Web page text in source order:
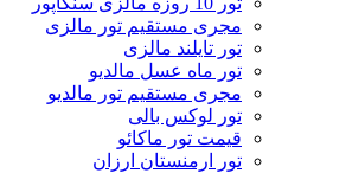
مجری مستقیم تور مالزی
تور تایلند مالزی
تور ماه عسل مالدیو
مجری مستقیم تور مالدیو
تور لوکس بالی
قیمت تور ماکائو
تور ارمنستان ارزان